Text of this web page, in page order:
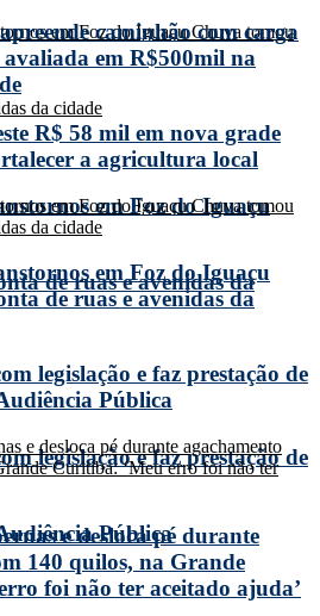
em Foz do Iguaçu
de ruas e avenidas da
legislação e faz prestação de
Pública
caminhão com carga
em R$500mil na
R$ 58 mil em nova grade
a agricultura local
em Foz do Iguaçu
de ruas e avenidas da
legislação e faz prestação de
Pública
e desloca pé durante
140 quilos, na Grande
foi não ter aceitado ajuda’